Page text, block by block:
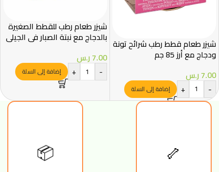
شيزر طعام قطط رطب شرائح تونة
ودجاج مع أرز 85 جم
7.00ر.س
-
+ إضافة إلى السلة
شيزر طعام رطب للقطط الصغيرة
بالدجاج مع نبتة الصبار في الجيلي
7.00ر.س
-
+ إضافة إلى السلة
🦴
📦